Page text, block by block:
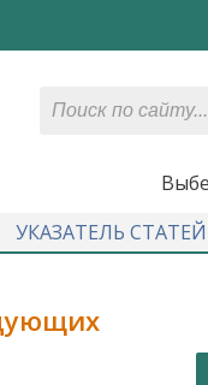
УКАЗАТЕЛЬ СТАТЕЙ